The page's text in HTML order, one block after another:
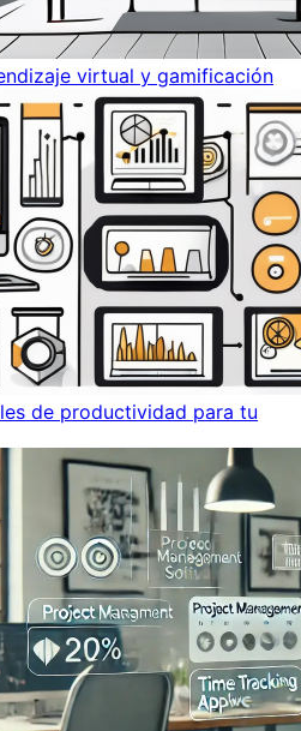
virtual y gamificación
de productividad para tu